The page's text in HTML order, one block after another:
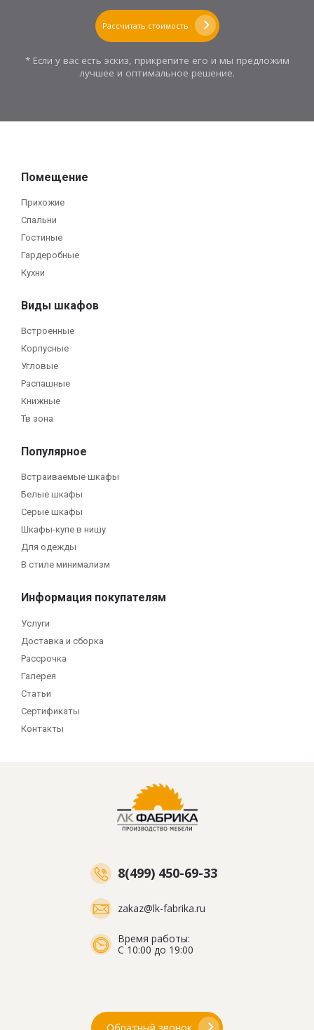
Рассчитать стоимость
* Если у вас есть эскиз, прикрепите его и мы предложим
лучшее и оптимальное решение.
Помещение
Прихожие
Спальни
Гостиные
Гардеробные
Кухни
Виды шкафов
Встроенные
Корпусные
Угловые
Распашные
Книжные
Тв зона
Популярное
Встраиваемые шкафы
Белые шкафы
Серые шкафы
Шкафы-купе в нишу
Для одежды
В стиле минимализм
Информация покупателям
Услуги
Доставка и сборка
Рассрочка
Галерея
Статьи
Сертификаты
Контакты
8(499) 450-69-33
zakaz@lk-fabrika.ru
Время работы:
С 10:00 до 19:00
Обратный звонок